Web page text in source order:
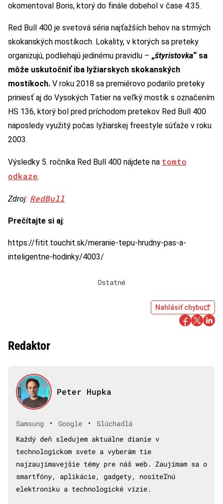
okomentoval Boris, ktorý do finále dobehol v čase 4:35.
Red Bull 400 je svetová séria najťažších behov na strmých
skokanských mostíkoch. Lokality, v ktorých sa preteky
organizujú, podliehajú jedinému pravidlu – „štyristovka“ sa
môže uskutočniť iba lyžiarskych skokanských
mostíkoch. V roku 2018 sa premiérovo podarilo preteky
priniesť aj do Vysokých Tatier na veľký mostík s označením
HS 136, ktorý bol pred príchodom pretekov Red Bull 400
naposledy využitý počas lyžiarskej freestyle súťaže v roku
2003.
Výsledky 5. ročníka Red Bull 400 nájdete na tomto
odkaze.
Zdroj: RedBull
Prečítajte si aj:
https://fitit.touchit.sk/meranie-tepu-hrudny-pas-a-
inteligentne-hodinky/4003/
Ostatné
Nahlásiť chybu
Redaktor
Peter Hupka
Samsung • Google •
Slúchadlá
Každý deň sledujem aktuálne dianie v
technologickom svete a vyberám tie
najzaujímavejšie témy pre náš web. Zaujímam sa o
smartfóny, aplikácie, gadgety, nositeľnú
elektroniku a technologické vízie.